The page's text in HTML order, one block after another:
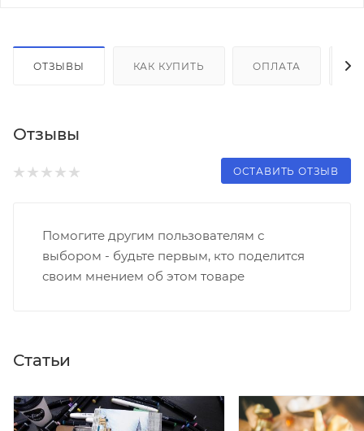
ОТЗЫВЫ КАК КУПИТЬ ОПЛАТА
Отзывы
ОСТАВИТЬ ОТЗЫВ
Помогите другим пользователям с
выбором - будьте первым, кто поделится
своим мнением об этом товаре
Статьи